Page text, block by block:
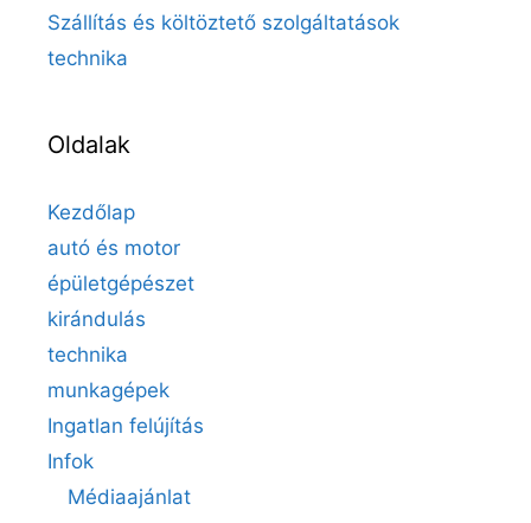
Szállítás és költöztető szolgáltatások
technika
Oldalak
Kezdőlap
autó és motor
épületgépészet
kirándulás
technika
munkagépek
Ingatlan felújítás
Infok
Médiaajánlat